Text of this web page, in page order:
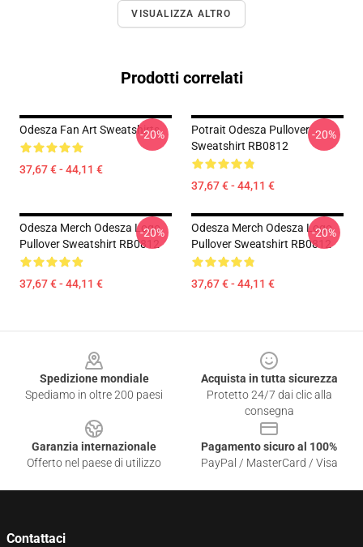
VISUALIZZA ALTRO
Prodotti correlati
Odesza Fan Art Sweatshirts
37,67 € - 44,11 €
-20%
Potrait Odesza Pullover
Sweatshirt RB0812
37,67 € - 44,11 €
-20%
Odesza Merch Odesza Logo
Pullover Sweatshirt RB0812
37,67 € - 44,11 €
-20%
Odesza Merch Odesza Logo
Pullover Sweatshirt RB0812
37,67 € - 44,11 €
-20%
Spedizione mondiale
Spediamo in oltre 200 paesi
Acquista in tutta sicurezza
Protetto 24/7 dai clic alla
consegna
Garanzia internazionale
Offerto nel paese di utilizzo
Pagamento sicuro al 100%
PayPal / MasterCard / Visa
Contattaci